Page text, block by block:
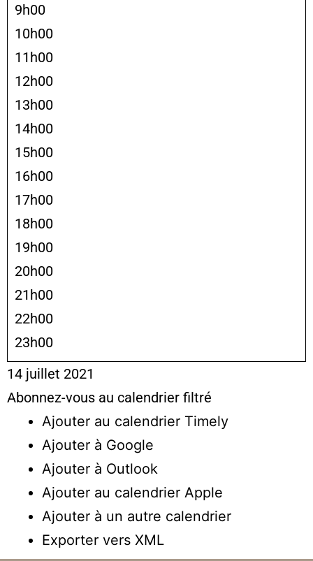
9h00
10h00
11h00
12h00
13h00
14h00
15h00
16h00
17h00
18h00
19h00
20h00
21h00
22h00
23h00
14 juillet 2021
Abonnez-vous au calendrier filtré
Ajouter au calendrier Timely
Ajouter à Google
Ajouter à Outlook
Ajouter au calendrier Apple
Ajouter à un autre calendrier
Exporter vers XML